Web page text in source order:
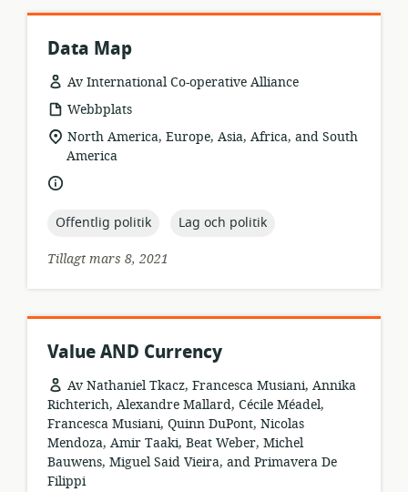
Data Map
Av International Co-operative Alliance
resursformat:
Webbplats
relevant
plats:
North America, Europe, Asia, Africa, and South
America
språk:
topic:
Offentlig politik topic:
Lag och politik
Tillagt mars 8, 2021
Value AND Currency
Av Nathaniel Tkacz, Francesca Musiani, Annika
Richterich, Alexandre Mallard, Cécile Méadel,
Francesca Musiani, Quinn DuPont, Nicolas
Mendoza, Amir Taaki, Beat Weber, Michel
Bauwens, Miguel Said Vieira, and Primavera De
Filippi